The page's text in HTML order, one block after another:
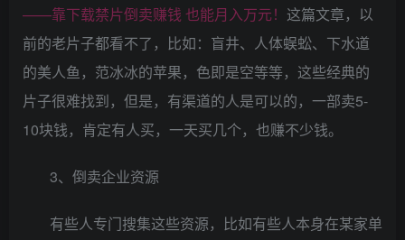
——靠下载禁片倒卖赚钱 也能月入万元！ 这篇文章，以
前的老片子都看不了，比如：盲井、人体蜈蚣、下水道
的美人鱼，范冰冰的苹果，色即是空等等，这些经典的
片子很难找到，但是，有渠道的人是可以的，一部卖5-
10块钱，肯定有人买，一天买几个，也赚不少钱。
3、倒卖企业资源
有些人专门搜集这些资源，比如有些人本身在某家单